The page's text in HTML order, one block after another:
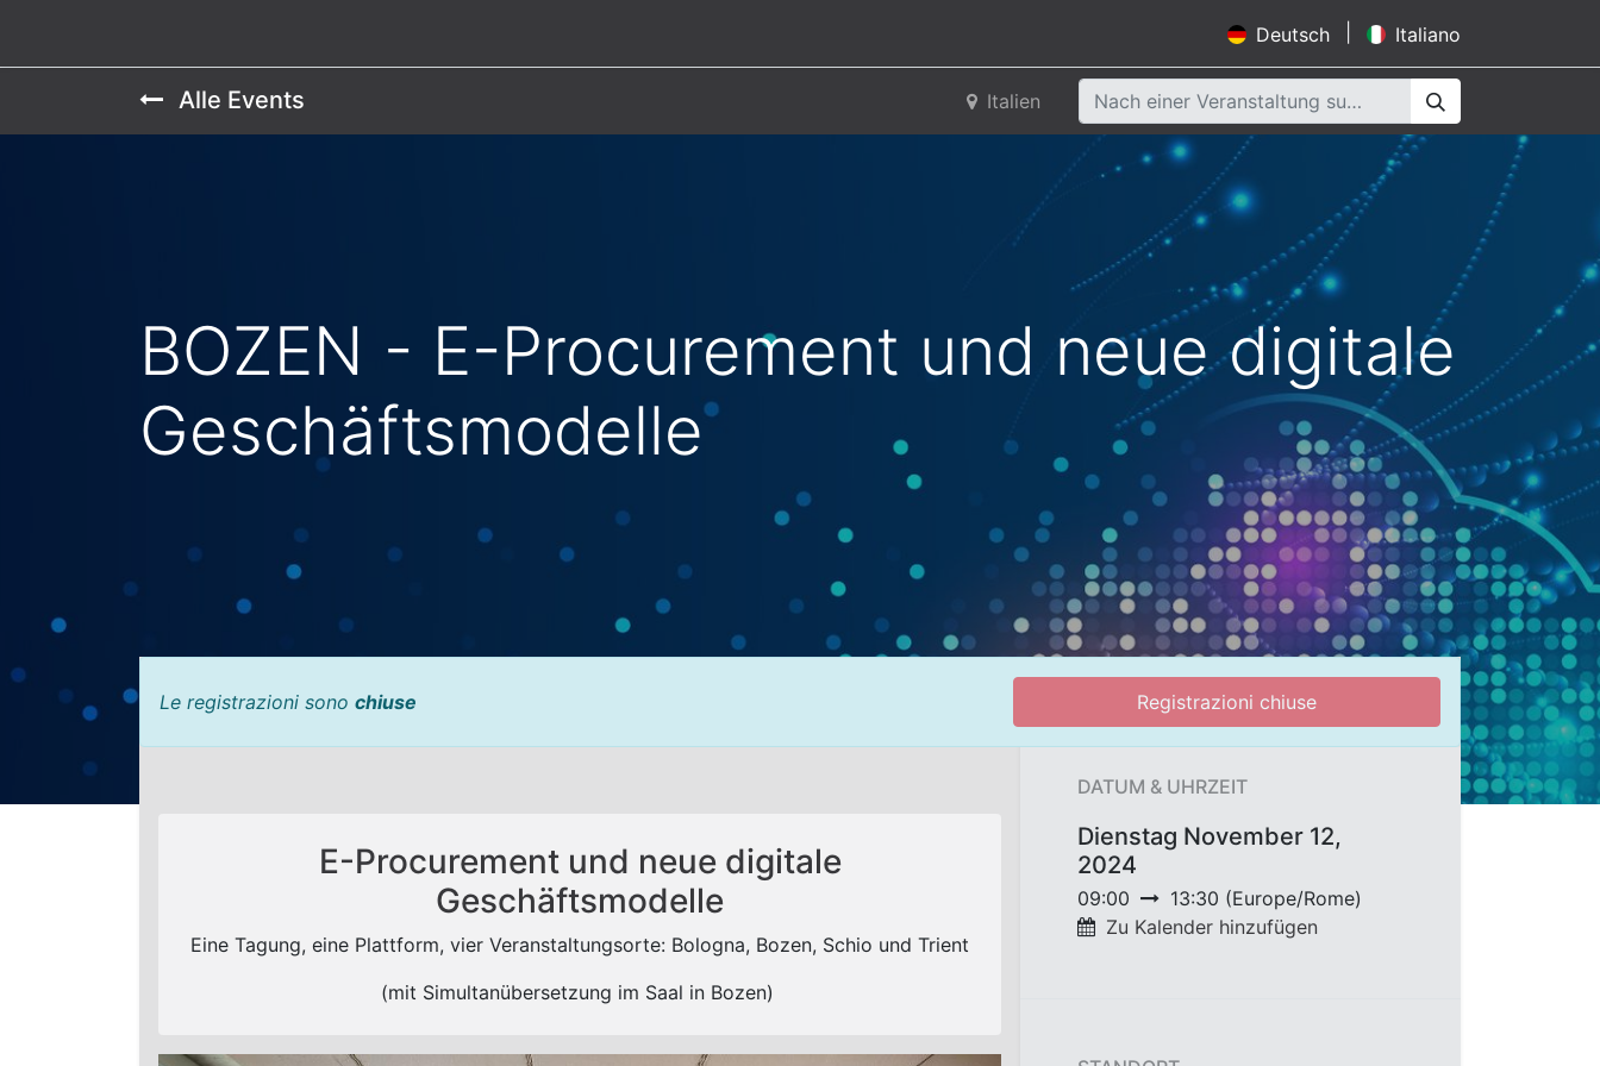
Deutsch Italiano
Alle Events Italien
BOZEN - E-Procurement und neue digitale
Geschäftsmodelle
Le registrazioni sono chiuse Registrazioni chiuse
​E-Procurement und neue digitale
Geschäftsmodelle
Eine Tagung, eine Plattform, vier Veranstaltungsorte: Bologna, Bozen, Schio und Trient
(mit Simultanübersetzung im Saal in Bozen)
DATUM & UHRZEIT
Dienstag November 12,
2024
09:00 13:30 (Europe/Rome)
Zu Kalender hinzufügen